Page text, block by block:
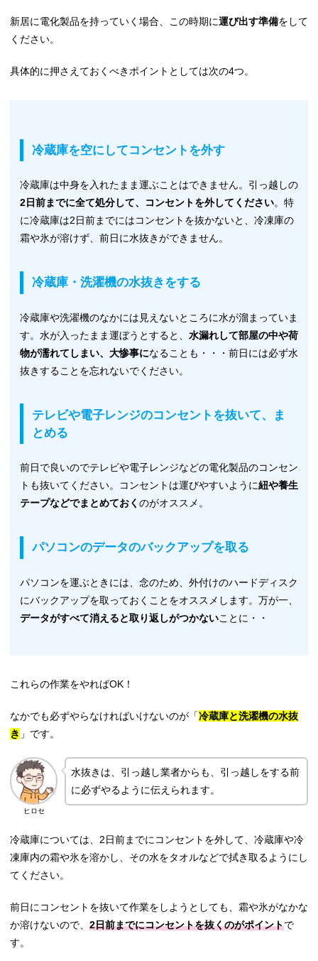
新居に電化製品を持っていく場合、この時期に運び出す準備をして
ください。
具体的に押さえておくべきポイントとしては次の4つ。
冷蔵庫を空にしてコンセントを外す
冷蔵庫は中身を入れたまま運ぶことはできません。引っ越しの
2日前までに全て処分して、コンセントを外してください。特
に冷蔵庫は2日前までにはコンセントを抜かないと、冷凍庫の
霜や氷が溶けず、前日に水抜きができません。
冷蔵庫・洗濯機の水抜きをする
冷蔵庫や洗濯機のなかには見えないところに水が溜まっていま
す。水が入ったまま運ぼうとすると、 水漏れして部屋の中や荷
物が濡れてしまい、大惨事になることも・・・前日には必ず水
抜きすることを忘れないでください。
テレビや電子レンジのコンセントを抜いて、ま
とめる
前日で良いのでテレビや電子レンジなどの電化製品のコンセン
トも抜いてください。コンセントは運びやすいように紐や養生
テープなどでまとめておく のがオススメ。
パソコンのデータのバックアップを取る
パソコンを運ぶときには、念のため、外付けのハードディスク
にバックアップを取っておくことをオススメします。万が一、
データがすべて消えると取り返しがつかないことに・・
これらの作業をやればOK！
なかでも必ずやらなければいけないのが「冷蔵庫と洗濯機の水抜
き 」です。
ヒロセ
水抜きは、引っ越し業者からも、引っ越しをする前
に必ずやるように伝えられます。
冷蔵庫については、2日前までにコンセントを外して、冷蔵庫や冷
凍庫内の霜や氷を溶かし、その水をタオルなどで拭き取るようにし
てください。
前日にコンセントを抜いて作業をしようとしても、霜や氷がなかな
か溶けないので、 2日前までにコンセントを抜くのがポイントで
す。